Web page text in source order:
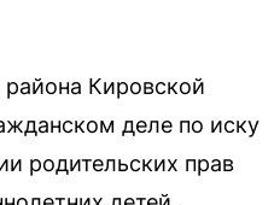
Кировской
деле по иску
родительских прав